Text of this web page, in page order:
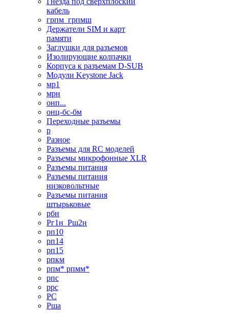
кабель
грпм_грпмш
Держатели SIM и карт
памяти
Заглушки для разъемов
Изолирующие колпачки
Корпуса к разъемам D-SUB
Модули Keystone Jack
мр1
мрн
онп...
онц-бс-бм
Переходные разъемы
р
Разное
Разъемы для RC моделей
Разъемы микрофонные XLR
Разъемы питания
Разъемы питания
низковольтные
Разъемы питания
штырьковые
рбн
Рг1н_Рш2н
рп10
рп14
рп15
рпкм
рпм* рпмм*
рпс
ррс
РС
Рша